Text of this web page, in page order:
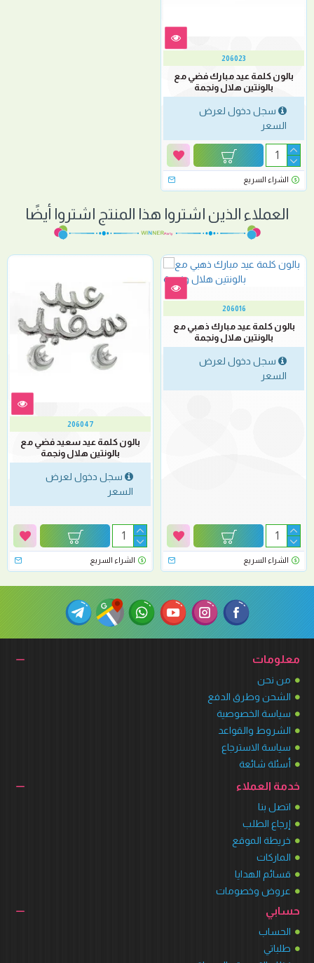
206023
بالون كلمة عيد مبارك فضي مع
بالونتين هلال ونجمة
سجل دخول لعرض
السعر
الشراء السريع
العملاء الذين اشتروا هذا المنتج اشتروا أيضًا
206016
بالون كلمة عيد مبارك ذهبي مع
بالونتين هلال ونجمة
سجل دخول لعرض
السعر
الشراء السريع
206047
بالون كلمة عيد سعيد فضي مع
بالونتين هلال ونجمة
سجل دخول لعرض
السعر
الشراء السريع
معلومات
من نحن
الشحن وطرق الدفع
سياسة الخصوصية
الشروط والقواعد
سياسة الاسترجاع
أسئلة شائعة
خدمة العملاء
اتصل بنا
إرجاع الطلب
خريطة الموقع
الماركات
قسائم الهدايا
عروض وخصومات
حسابي
الحساب
طلباتي